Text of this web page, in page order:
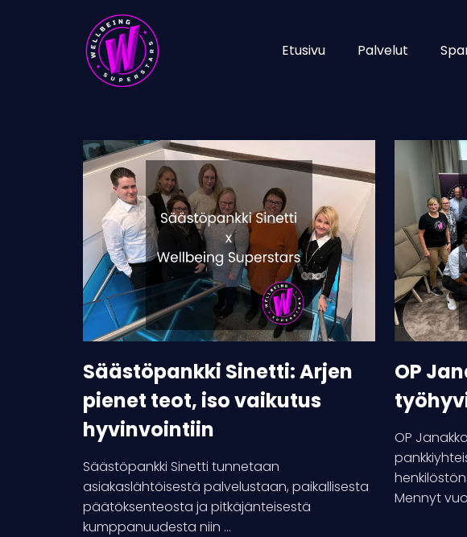
Etusivu Palvelut
Säästöpankki
Sinetti:
Arjen
pienet
teot,
iso
vaikutus
hyvinvointiin
Säästöpankki Sinetti: Arjen
pienet teot, iso vaikutus
hyvinvointiin
Säästöpankki Sinetti tunnetaan
asiakaslähtöisestä palvelustaan, paikallisesta
päätöksenteosta ja pitkäjänteisestä
kumppanuudesta niin ...
Janakkala:
Onnistunut
OP
OP
Mennyt